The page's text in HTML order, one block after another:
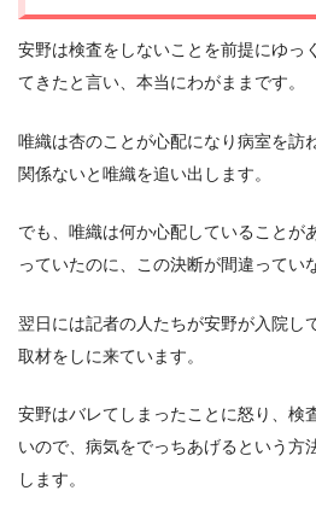
安野は検査をしないことを前提にゆっ
てきたと言い、本当にわがままです。
唯織は杏のことが心配になり病室を訪
関係ないと唯織を追い出します。
でも、唯織は何か心配していることが
っていたのに、この決断が間違ってい
翌日には記者の人たちが安野が入院し
取材をしに来ています。
安野はバレてしまったことに怒り、検
いので、病気をでっちあげるという方
します。